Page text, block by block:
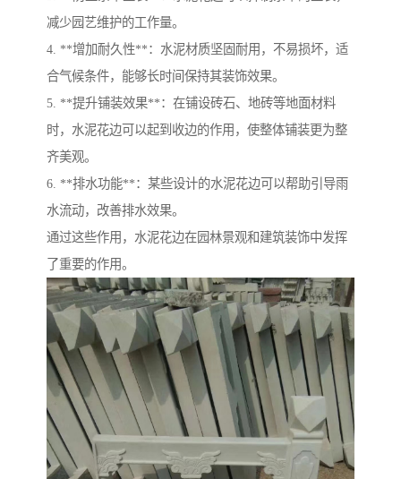
减少园艺维护的工作量。
4. **增加耐久性**：水泥材质坚固耐用，不易损坏，适
合气候条件，能够长时间保持其装饰效果。
5. **提升铺装效果**：在铺设砖石、地砖等地面材料
时，水泥花边可以起到收边的作用，使整体铺装更为整
齐美观。
6. **排水功能**：某些设计的水泥花边可以帮助引导雨
水流动，改善排水效果。
通过这些作用，水泥花边在园林景观和建筑装饰中发挥
了重要的作用。